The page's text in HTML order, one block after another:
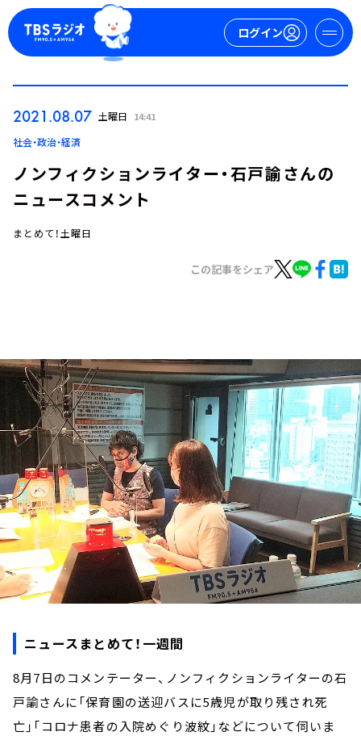
ログイン
お知らせ
イベント・グッズ
YouTube
会社情報
2021.08.07 土曜日 14:41
社会・政治・経済
ノンフィクションライター・石戸諭さんの
ニュースコメント
まとめて！土曜日
この記事をシェア
ニュースまとめて！一週間
8月7日のコメンテーター、ノンフィクションライターの石
戸諭さんに「保育園の送迎バスに5歳児が取り残され死
亡」「コロナ患者の入院めぐり波紋」などについて伺いま